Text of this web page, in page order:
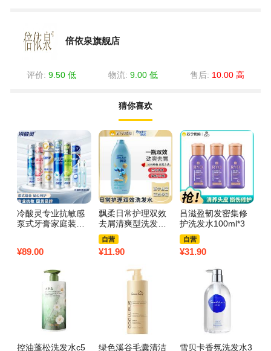
倍依泉旗舰店
评价: 9.50 低 物流: 9.00 低 售后: 10.00 高
猜你喜欢
冷酸灵专业抗敏感
泵式牙膏家庭装组
¥89.00
飘柔日常护理双效
去屑清爽型洗发露1
70g
自营
¥11.90
吕滋盈韧发密集修
护洗发水100ml*3
自营
¥31.90
控油蓬松洗发水c5 绿色溪谷毛囊清洁 雪贝卡香氛洗发水3